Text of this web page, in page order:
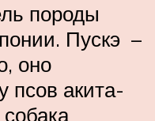
породы
Пускэ ­ –
оно
псов акита-